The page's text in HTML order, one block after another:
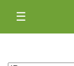
☰